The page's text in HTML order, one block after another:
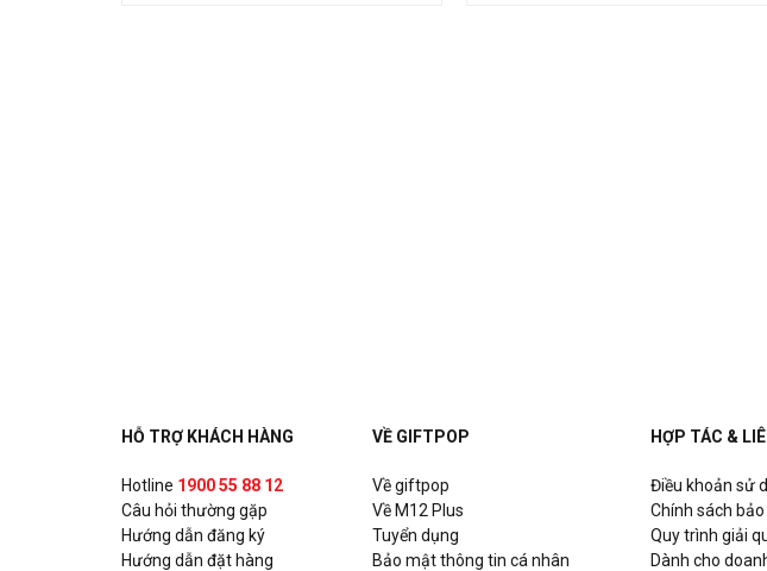
HỖ TRỢ KHÁCH HÀNG
Hotline 1900 55 88 12
Câu hỏi thường gặp
Hướng dẫn đăng ký
Hướng dẫn đặt hàng
VỀ GIFTPOP
Về giftpop
Về M12 Plus
Tuyển dụng
Bảo mật thông tin cá nhân
HỢP TÁC &
Điều khoản sử
Chính sách
Quy trình giải
Dành cho